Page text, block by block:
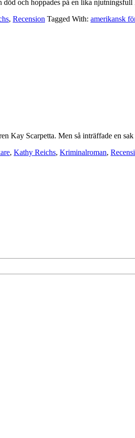
och hoppades på en lika
, Recension Tagged With: amerikansk
Kay Scarpetta. Men så inträffade en
, Kathy Reichs, Kriminalroman,